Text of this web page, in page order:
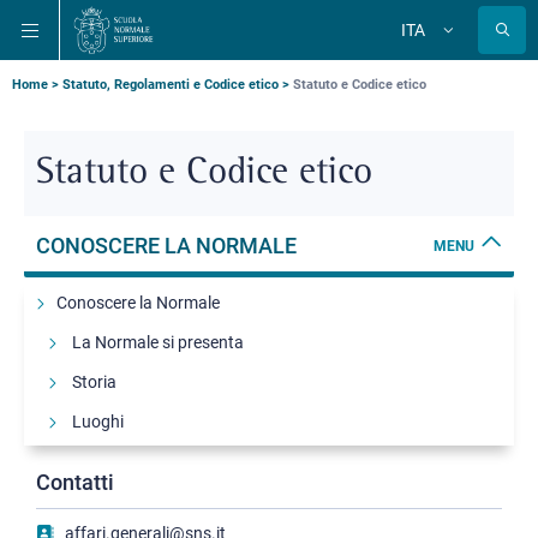
alla
navigazione
principale
contenuto
principale
alla
ricerca
principale
ITA
Briciole
pane
Home Statuto, Regolamenti e Codice etico Statuto e Codice etico
Statuto e Codice etico
CONOSCERE LA NORMALE MENU
Conoscere la Normale
La Normale si presenta
Storia
Luoghi
Contatti
affari.generali@sns.it